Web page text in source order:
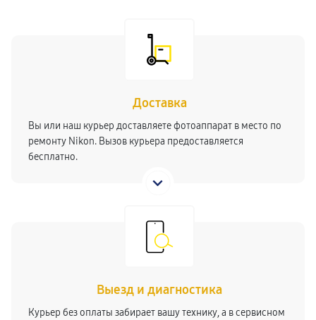
Доставка
Вы или наш курьер доставляете фотоаппарат в место по
ремонту Nikon. Вызов курьера предоставляется
бесплатно.
Выезд и диагностика
Курьер без оплаты забирает вашу технику, а в сервисном